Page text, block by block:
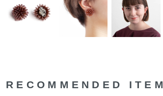
RECOMMENDED ITEM